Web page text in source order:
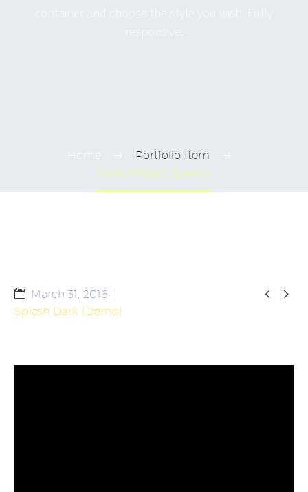
Portfolio Item
Video Project (Demo)
 
March 31, 2016
Splash Dark (Demo)